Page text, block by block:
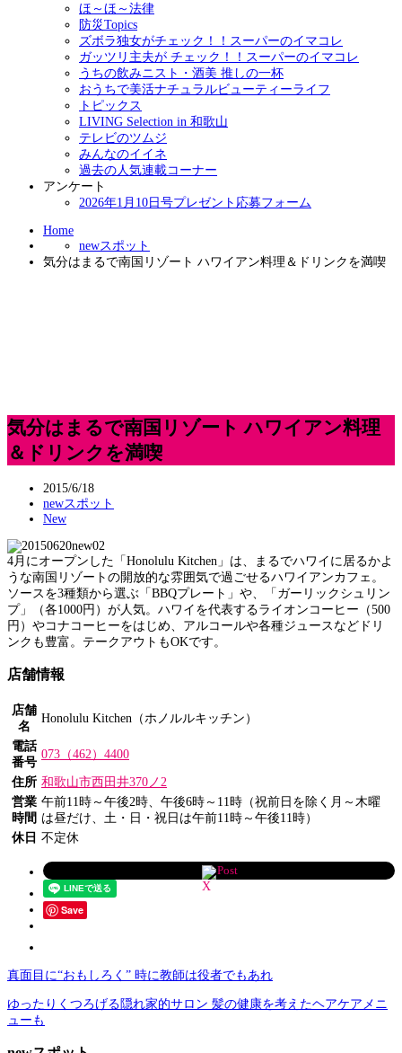
ほ～ほ～法律
防災Topics
ズボラ独女がチェック！！スーパーのイマコレ
ガッツリ主夫が チェック！！スーパーのイマコレ
うちの飲みニスト・酒美 推しの一杯
おうちで美活ナチュラルビューティーライフ
トピックス
LIVING Selection in 和歌山
テレビのツムジ
みんなのイイネ
過去の人気連載コーナー
アンケート
2026年1月10日号プレゼント応募フォーム
Home
newスポット
気分はまるで南国リゾート ハワイアン料理＆ドリンクを満喫
気分はまるで南国リゾート ハワイアン料理
＆ドリンクを満喫
2015/6/18
newスポット
New
4月にオープンした「Honolulu Kitchen」は、まるでハワイに居るかよ
うな南国リゾートの開放的な雰囲気で過ごせるハワイアンカフェ。
ソースを3種類から選ぶ「BBQプレート」や、「ガーリックシュリン
プ」（各1000円）が人気。ハワイを代表するライオンコーヒー（500
円）やコナコーヒーをはじめ、アルコールや各種ジュースなどドリ
ンクも豊富。テークアウトもOKです。
店舗情報
店舗
名
Honolulu Kitchen（ホノルルキッチン）
電話
番号
073（462）4400
住所 和歌山市西田井370ノ2
営業
時間
午前11時～午後2時、午後6時～11時（祝前日を除く月～木曜
は昼だけ、土・日・祝日は午前11時～午後11時）
休日 不定休
Post
Save
真面目に“おもしろく” 時に教師は役者でもあれ
ゆったりくつろげる隠れ家的サロン 髪の健康を考えたヘアケアメニ
ューも